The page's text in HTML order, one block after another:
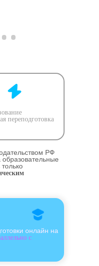
переподготовка
РФ
только
онлайн на
с